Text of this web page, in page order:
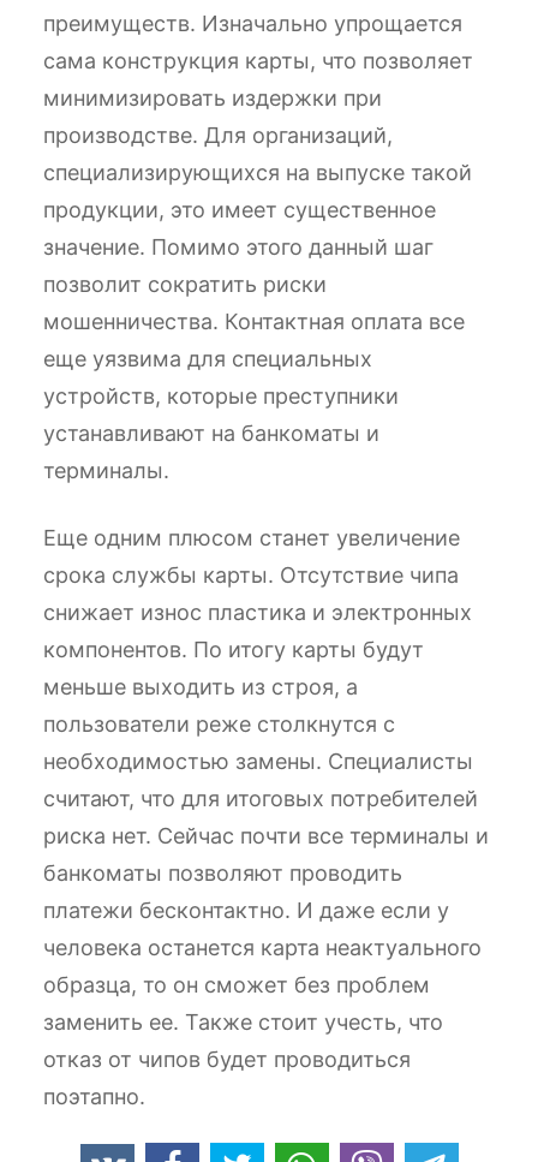
преимуществ. Изначально упрощается
сама конструкция карты, что позволяет
минимизировать издержки при
производстве. Для организаций,
специализирующихся на выпуске такой
продукции, это имеет существенное
значение. Помимо этого данный шаг
позволит сократить риски
мошенничества. Контактная оплата все
еще уязвима для специальных
устройств, которые преступники
устанавливают на банкоматы и
терминалы.
Еще одним плюсом станет увеличение
срока службы карты. Отсутствие чипа
снижает износ пластика и электронных
компонентов. По итогу карты будут
меньше выходить из строя, а
пользователи реже столкнутся с
необходимостью замены. Специалисты
считают, что для итоговых потребителей
риска нет. Сейчас почти все терминалы и
банкоматы позволяют проводить
платежи бесконтактно. И даже если у
человека останется карта неактуального
образца, то он сможет без проблем
заменить ее. Также стоит учесть, что
отказ от чипов будет проводиться
поэтапно.